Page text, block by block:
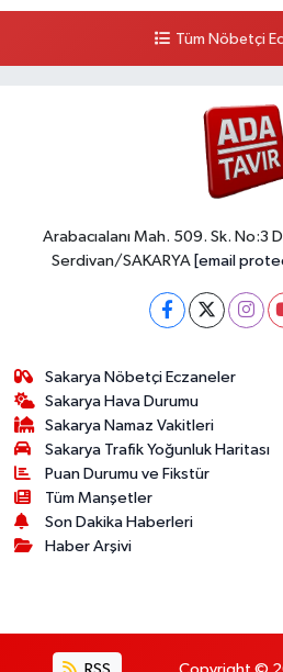
Tüm Nöbetçi
Arabacıalanı Mah. 509. Sk. No:3
Serdivan/SAKARYA [email
Sakarya Nöbetçi Eczaneler
Sakarya Hava Durumu
Sakarya Namaz Vakitleri
Sakarya Trafik Yoğunluk Haritası
Puan Durumu ve Fikstür
Tüm Manşetler
Son Dakika Haberleri
Haber Arşivi